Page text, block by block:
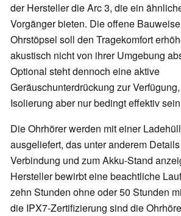
der Hersteller die Arc 3, die ein
Vorgänger bieten. Die offene
Ohrstöpsel soll den Tragekomfort
akustisch nicht von ihrer Umgebung
Optional steht dennoch eine aktive
Geräuschunterdrückung zur
Isolierung aber nur bedingt effektiv
Die Ohrhörer werden mit einer
ausgeliefert, das unter anderem
Verbindung und zum Akku-Stand
Hersteller bewirbt eine beachtliche
zehn Stunden ohne oder 50 Stunden
die IPX7-Zertifizierung sind die